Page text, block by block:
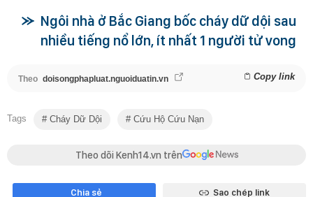
Ngôi nhà ở Bắc Giang bốc cháy dữ dội sau
nhiều tiếng nổ lớn, ít nhất 1 người tử vong
Theo doisongphapluat.nguoiduatin.vn Copy link
Tags Cháy Dữ Dội Cứu Hộ Cứu Nạn
Theo dõi Kenh14.vn trên
Chia sẻ Sao chép link